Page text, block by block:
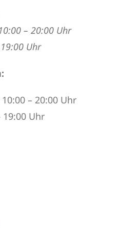
– 20:00 Uhr
Uhr
– 20:00 Uhr
19:00 Uhr